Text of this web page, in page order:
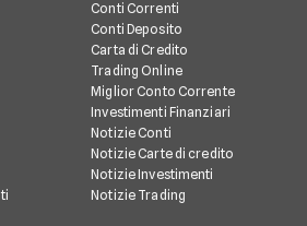
Conti Correnti
Conti Deposito
Carta di Credito
Trading Online
Miglior Conto Corrente
Investimenti Finanziari
Notizie Conti
Notizie Carte di credito
Notizie Investimenti
Notizie Trading